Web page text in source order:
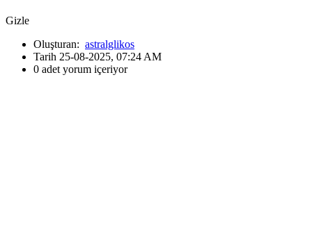
Gizle
Oluşturan: astralglikos
Tarih 25-08-2025, 07:24 AM
0 adet yorum içeriyor